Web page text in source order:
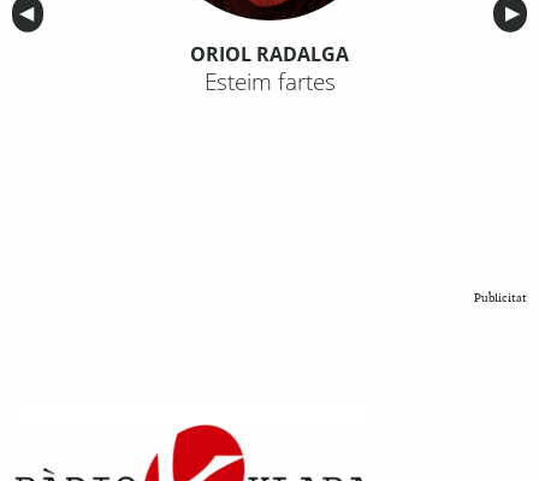
Anterior
◀︎ ▶︎
ORIOL RADALGA
Esteim fartes
Publicitat